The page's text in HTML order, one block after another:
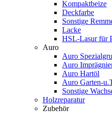
Kompaktbeize
Deckfarbe
Sonstige
Lacke
HSL-Lasur für
Auro
Auro
Auro
Auro Hartöl
Auro Garten-
Sonstige
Holzreparatur
Zubehör